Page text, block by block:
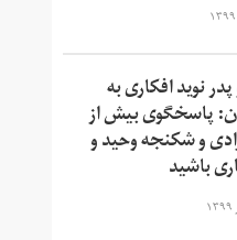
نوید افکاری به
پاسخگوی بیش از
و شکنجه وحید و
باشید